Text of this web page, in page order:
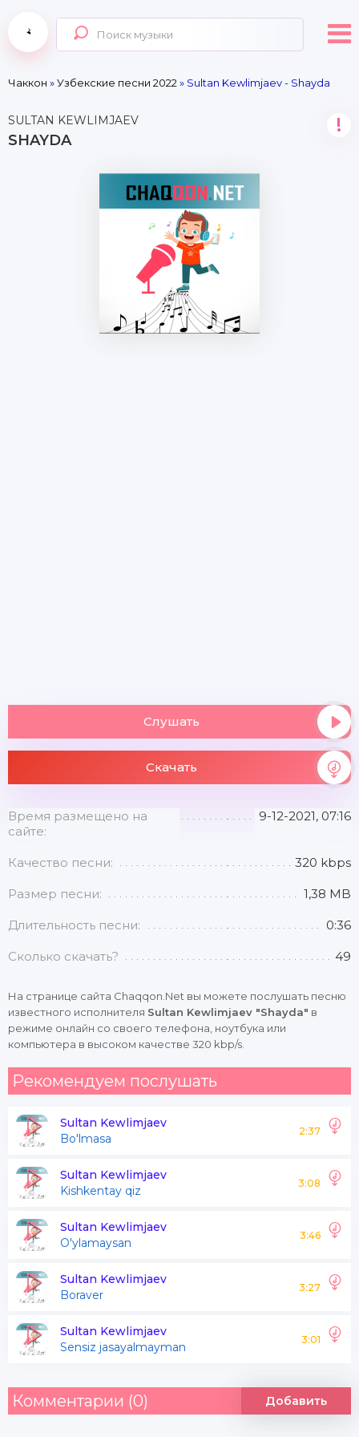
Чаккон »Узбекские песни 2022 » Sultan Kewlimjaev - Shayda
SULTAN KEWLIMJAEV
SHAYDA
!
Слушать
Скачать
Время размещено на
сайте:
9-12-2021, 07:16
Качество песни: 320 kbps
Размер песни: 1,38 MB
Длительность песни: 0:36
Сколько скачать? 49
На странице сайта Chaqqon.Net вы можете послушать песню
известного исполнителя Sultan Kewlimjaev "Shayda" в
режиме онлайн со своего телефона, ноутбука или
компьютера в высоком качестве 320 kbp/s.
Рекомендуем послушать
Sultan Kewlimjaev
Bo'lmasa
2:37
Sultan Kewlimjaev
Kishkentay qiz
3:08
Sultan Kewlimjaev
O'ylamaysan
3:46
Sultan Kewlimjaev
Boraver
3:27
Sultan Kewlimjaev
Sensiz jasayalmayman
3:01
Комментарии (0) Добавить